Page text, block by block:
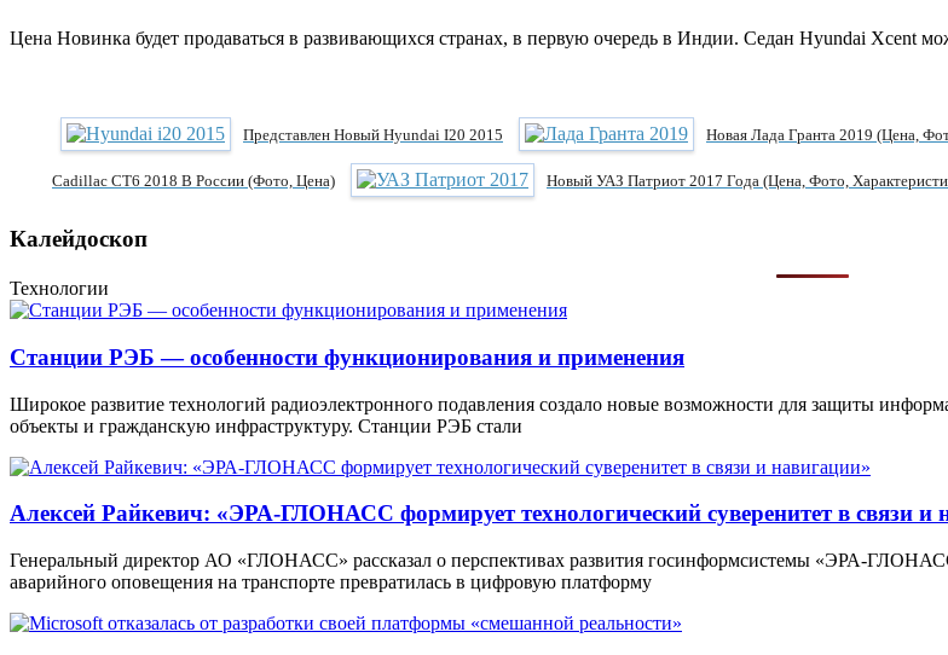
Цена Новинка будет продаваться в развивающихся странах, в первую очередь в Индии. Седан Hyundai Xcent
Представлен Новый Hyundai I20 2015 Новая Лада Гранта 2019 (цена,
Cadillac CT6 2018 В России (фото, Цена) Новый УАЗ Патриот 2017 Года (цена, Фото,
Калейдоскоп
Технологии
Станции РЭБ — особенности функционирования и применения
Широкое развитие технологий радиоэлектронного подавления создало новые возможности для защиты
объекты и гражданскую инфраструктуру. Станции РЭБ стали
Алексей Райкевич: «ЭРА-ГЛОНАСС формирует технологический суверенитет в связи и
Генеральный директор АО «ГЛОНАСС» рассказал о перспективах развития госинформсистемы «ЭРА-
аварийного оповещения на транспорте превратилась в цифровую платформу